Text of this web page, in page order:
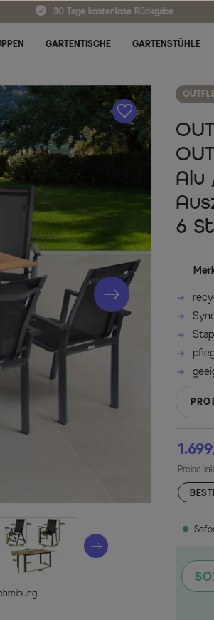
30 Tage kostenlose Rückgabe
GARTENTISCHE GARTENSTÜHLE
A
Alu
6
Preise